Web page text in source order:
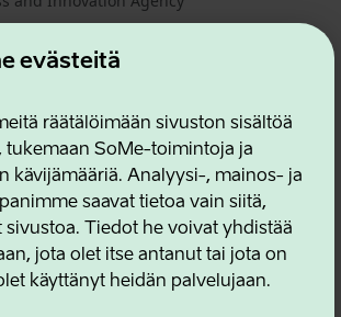
evästeitä
räätälöimään sivuston sisältöä
tukemaan SoMe-toimintoja ja
kävijämääriä. Analyysi-, mainos- ja
saavat tietoa vain siitä,
sivustoa. Tiedot he voivat yhdistää
jota olet itse antanut tai jota on
käyttänyt heidän palvelujaan.